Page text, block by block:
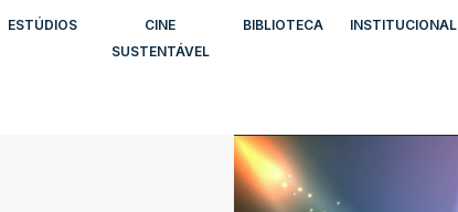
ESTÚDIOS
CINE
SUSTENTÁVEL
BIBLIOTECA INSTITUCIONAL